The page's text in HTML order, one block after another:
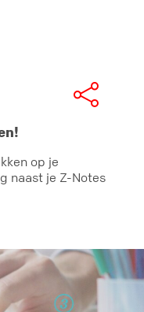
op je
naast je Z-Notes